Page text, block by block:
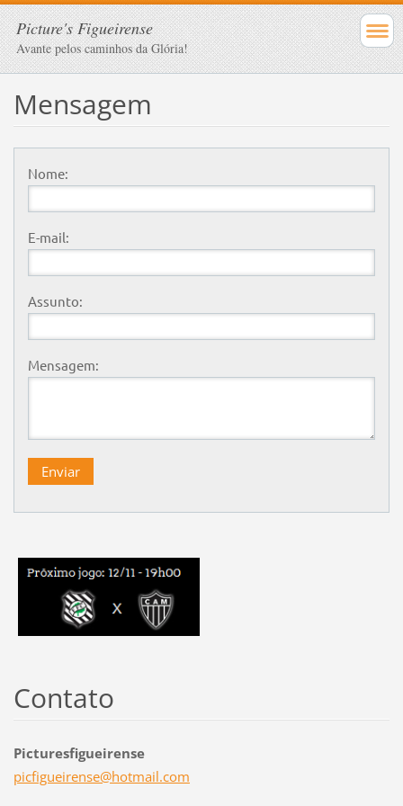
Picture's Figueirense
Avante pelos caminhos da Glória!
Mensagem
Nome:
E-mail:
Assunto:
Mensagem:
Contato
Picturesfigueirense
picfigueirense@hotmail.com